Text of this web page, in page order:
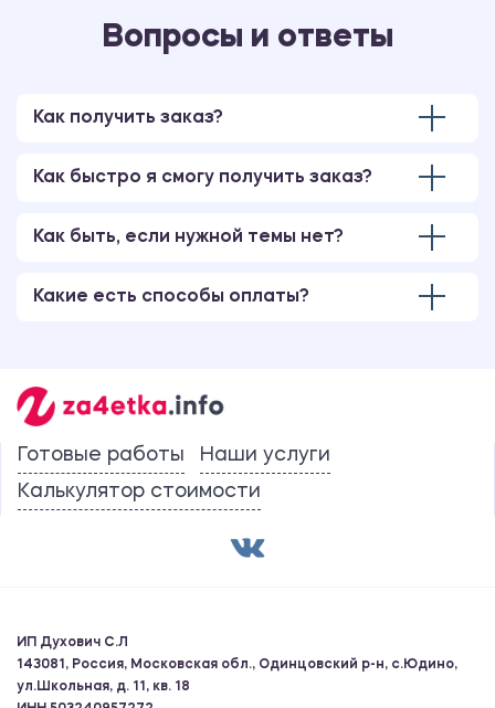
Вопросы и ответы
Как получить заказ?
Как быстро я смогу получить заказ?
Как быть, если нужной темы нет?
Какие есть способы оплаты?
Готовые работы
Наши услуги
Калькулятор стоимости
ИП Духович С.Л
143081, Россия, Московская обл., Одинцовский р-н, с.Юдино,
ул.Школьная, д. 11, кв. 18